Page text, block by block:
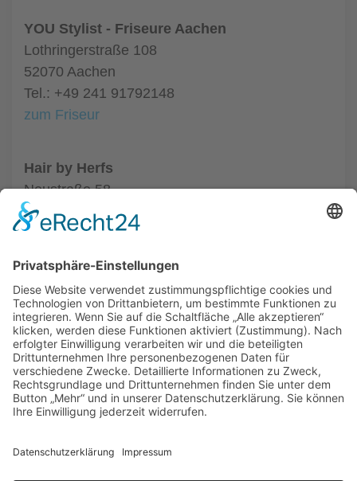
YOU Stylist - Friseure Aachen
Lothringerstraße 108
52070 Aachen
Tel.: +49 241 91792148
zum Friseur
Hair by Herfs
Neustraße 58
52066 Aachen
Tel.: +49 241 63342
ALLGEMEIN
FRISEURE
FRISEURE